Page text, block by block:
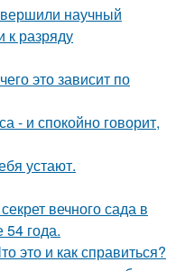
научный
к разряду
это зависит по
- и спокойно говорит,
устают.
вечного сада в
54 года.
это и как справиться?